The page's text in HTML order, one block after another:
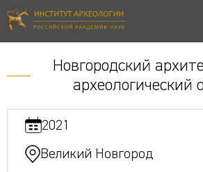
Новгородский
археологический
2021
Великий Новгород